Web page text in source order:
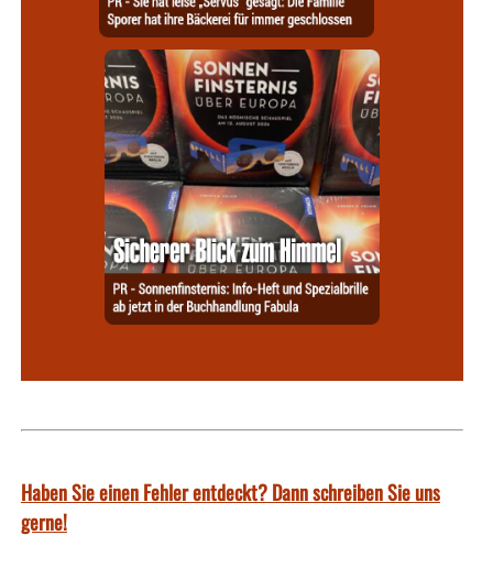
Haben Sie einen Fehler entdeckt? Dann schreiben Sie uns
gerne!